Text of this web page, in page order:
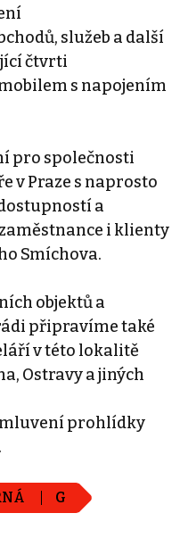
služeb a další
čtvrti
s napojením
pro společnosti
v Praze s naprosto
a
i klienty
Smíchova.
objektů a
připravíme také
v této lokalitě
Ostravy a jiných
prohlídky
G